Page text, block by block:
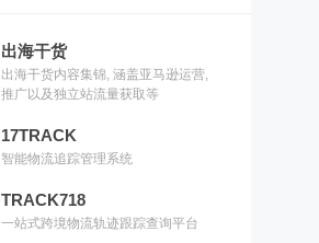
出海干货
出海干货内容集锦, 涵盖亚马逊运营,
推广以及独立站流量获取等
17TRACK
智能物流追踪管理系统
TRACK718
一站式跨境物流轨迹跟踪查询平台